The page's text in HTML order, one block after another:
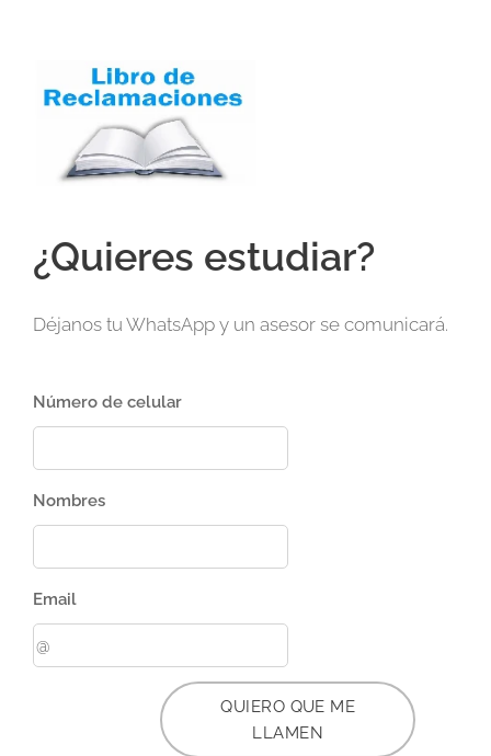
¿Quieres estudiar?
Déjanos tu WhatsApp y un asesor se comunicará.
Número de celular
Nombres
Email
QUIERO QUE ME
LLAMEN